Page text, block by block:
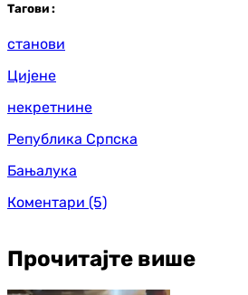
Тагови :
станови
Цијене
некретнине
Република Српска
Бањалука
Коментари (5)
Прочитајте више